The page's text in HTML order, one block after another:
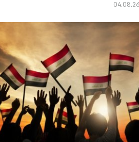
04.08.26